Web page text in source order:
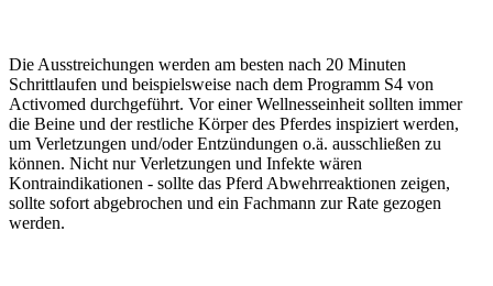
Die Ausstreichungen werden am besten nach 20 Minuten
Schrittlaufen und beispielsweise nach dem Programm S4 von
Activomed durchgeführt. Vor einer Wellnesseinheit sollten immer
die Beine und der restliche Körper des Pferdes inspiziert werden,
um Verletzungen und/oder Entzündungen o.ä. ausschließen zu
können. Nicht nur Verletzungen und Infekte wären
Kontraindikationen - sollte das Pferd Abwehrreaktionen zeigen,
sollte sofort abgebrochen und ein Fachmann zur Rate gezogen
werden.